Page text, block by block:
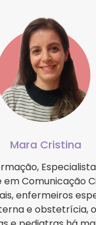
Mara Cristina
em Comunicação
enfermeiros
e obstetrícia,